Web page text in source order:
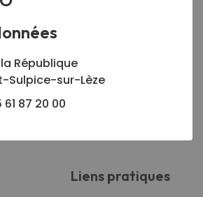
République
Sulpice-sur-Lèze
87 20 00
Liens pratiques